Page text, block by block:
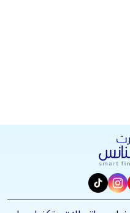
instagram
tiktok